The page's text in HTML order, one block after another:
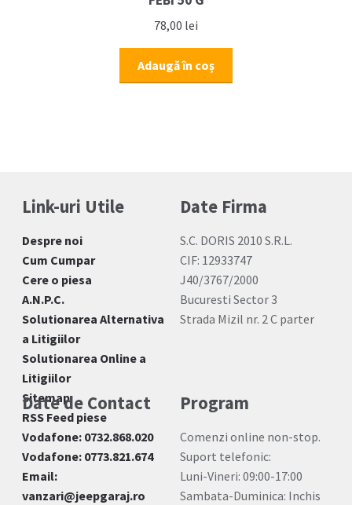
78,00 lei
Adaugă în coș
Link-uri Utile
Despre noi
Cum Cumpar
Cere o piesa
A.N.P.C.
Solutionarea Alternativa
a Litigiilor
Solutionarea Online a
Litigiilor
Sitemap
RSS Feed piese
Date Firma
S.C. DORIS 2010 S.R.L.
CIF: 12933747
J40/3767/2000
Bucuresti Sector 3
Strada Mizil nr. 2 C parter
Date de Contact
Vodafone: 0732.868.020
Vodafone: 0773.821.674
Email:
vanzari@jeepgaraj.ro
Program
Comenzi online non-stop.
Suport telefonic:
Luni-Vineri: 09:00-17:00
Sambata-Duminica: Inchis